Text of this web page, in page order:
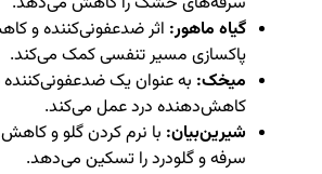
گیاه ماهور: اثر ضدعفونی‌کننده و
پاکسازی مسیر تنفسی کمک می‌کند.
میخک: به عنوان یک
کاهش‌دهنده درد عمل می‌کند.
شیرین‌بیان: با نرم کردن گلو و
سرفه و گلودرد را تسکین می‌دهد.